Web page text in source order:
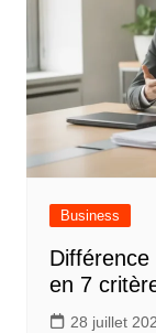
Business
en 7
28 juillet